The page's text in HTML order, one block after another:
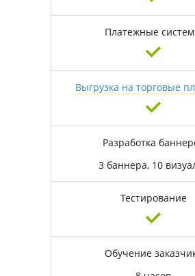
Платежные
Выгрузка на торговые
Разработка
3 баннера, 10
Тестирование
Обучение